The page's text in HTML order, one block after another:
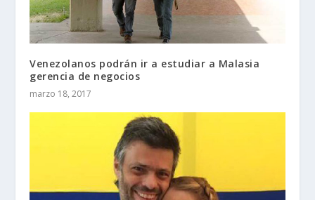
Venezolanos podrán ir a estudiar a Malasia
gerencia de negocios
marzo 18, 2017